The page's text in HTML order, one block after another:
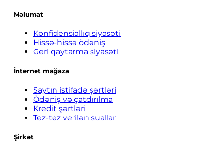
Məlumat
Konfidensiallıq siyasəti
Hissə-hissə ödəniş
Geri qaytarma siyasəti
İnternet mağaza
Saytın istifadə şərtləri
Ödəniş və çatdırılma
Kredit şərtləri
Tez-tez verilən suallar
Şirkət